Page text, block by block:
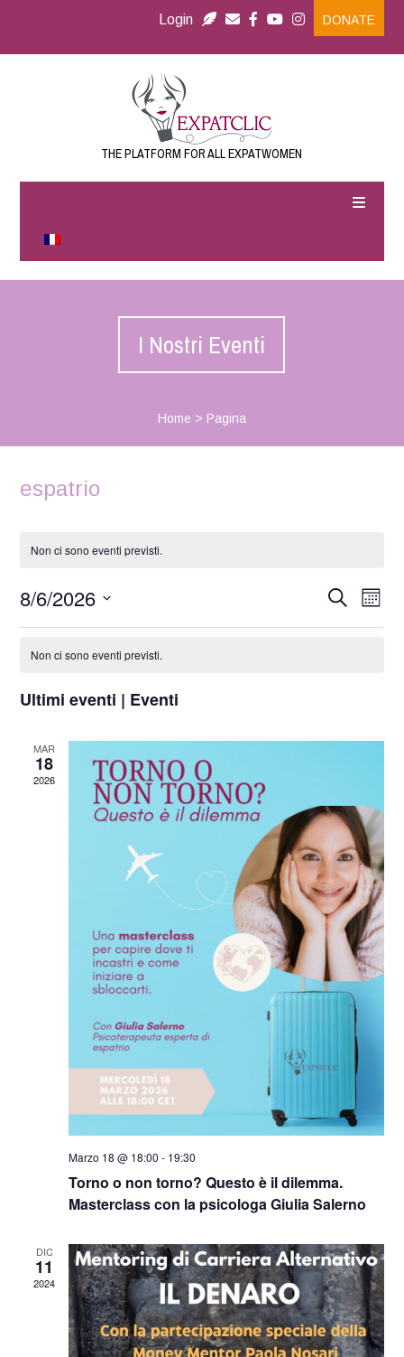
Login DONATE
THE PLATFORM FOR ALL EXPATWOMEN
I Nostri Eventi
Home > Pagina
espatrio
Non ci sono eventi previsti.
Eventi
Ricerca
Cerca
Mese
8/6/2026
data.
Eventi
Non ci sono eventi previsti.
Ultimi eventi | Eventi
MAR
18
2026
Marzo 18 @ 18:00 - 19:30
Torno o non torno? Questo è il dilemma.
Masterclass con la psicologa Giulia Salerno
DIC
11
2024